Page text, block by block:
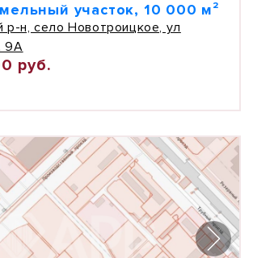
участок, 10 000 м²
р-н, село Новотроицкое, ул
9А
руб.